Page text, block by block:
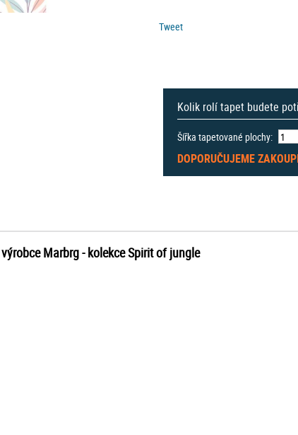
Tweet
Kolik rolí tapet budete
Šířka tapetované plochy:
DOPORUČUJEME
výrobce Marbrg - kolekce Spirit of jungle